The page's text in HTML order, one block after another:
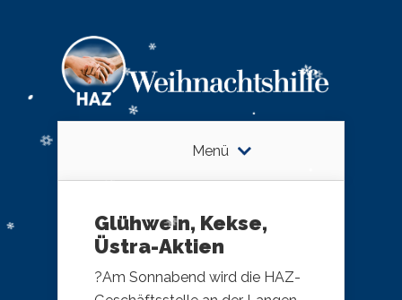
Menü
Glühwein, Kekse,
Üstra-Aktien
?Am Sonnabend wird die HAZ-